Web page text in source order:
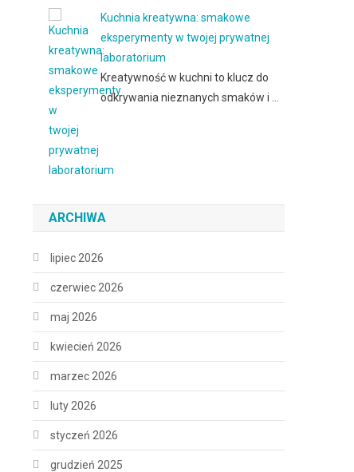
Kuchnia kreatywna: smakowe
eksperymenty w twojej prywatnej
laboratorium
Kreatywność w kuchni to klucz do
odkrywania nieznanych smaków i …
ARCHIWA
lipiec 2026
czerwiec 2026
maj 2026
kwiecień 2026
marzec 2026
luty 2026
styczeń 2026
grudzień 2025